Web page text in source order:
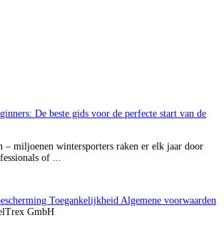
De beste gids voor de perfecte start van de
– miljoenen wintersporters raken er elk jaar door
of ...
Toegankelijkheid Algemene voorwaarden
GmbH